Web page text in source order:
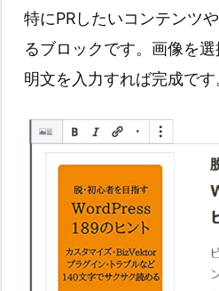
特にPRしたいコンテンツ
るブロックです。画像を
明文を入力すれば完成です